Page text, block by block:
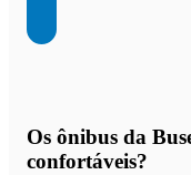
Os ônibus da
confortáveis?